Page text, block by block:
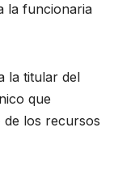
la funcionaria
la titular del
que
de los recursos